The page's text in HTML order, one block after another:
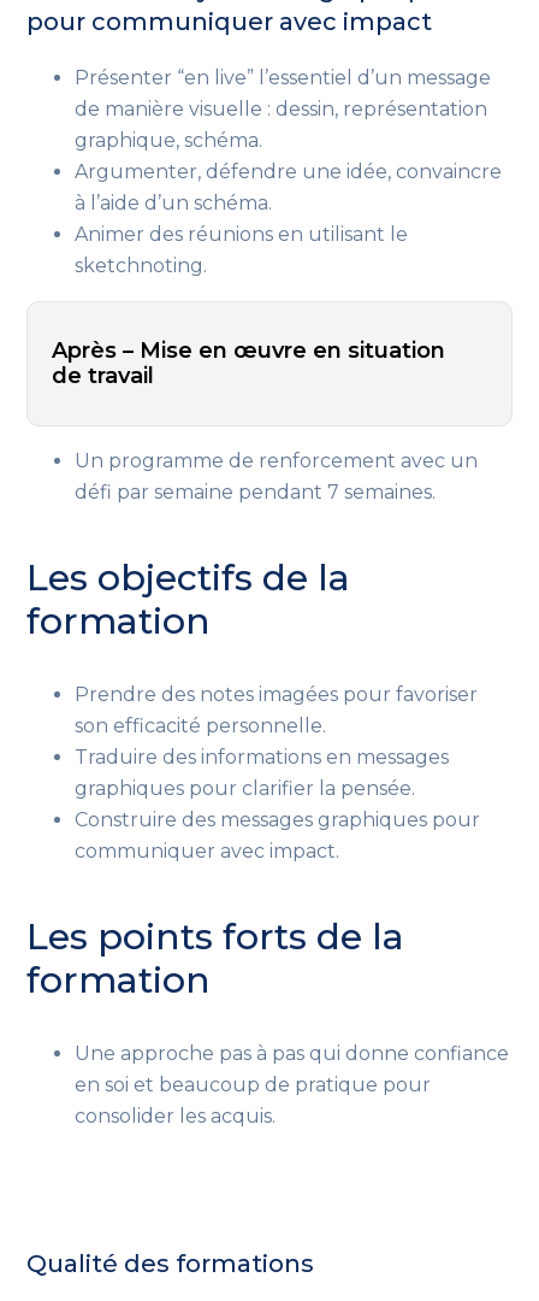
pour communiquer avec impact
Présenter “en live” l’essentiel d’un message
de manière visuelle : dessin, représentation
graphique, schéma.
Argumenter, défendre une idée, convaincre
à l’aide d’un schéma.
Animer des réunions en utilisant le
sketchnoting.
Après – Mise en œuvre en situation
de travail
Un programme de renforcement avec un
défi par semaine pendant 7 semaines.
Les objectifs de la
formation
Prendre des notes imagées pour favoriser
son efficacité personnelle.
Traduire des informations en messages
graphiques pour clarifier la pensée.
Construire des messages graphiques pour
communiquer avec impact.
Les points forts de la
formation
Une approche pas à pas qui donne confiance
en soi et beaucoup de pratique pour
consolider les acquis.
Qualité des formations